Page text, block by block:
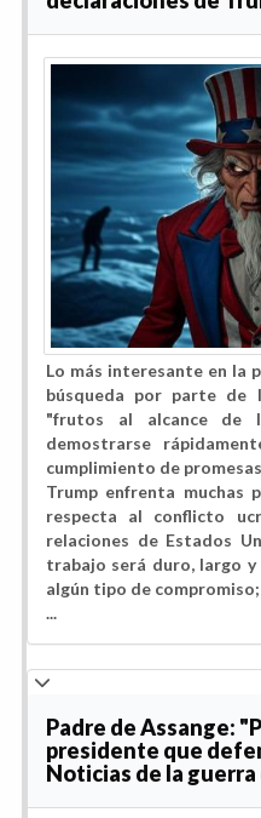
Lo más interesante en la
búsqueda por parte de
"frutos al alcance de
demostrarse
cumplimiento de
Trump enfrenta muchas
respecta al conflicto
relaciones de Estados
trabajo será duro, largo
algún tipo de
...
Padre de Assange:
presidente que
Noticias de la